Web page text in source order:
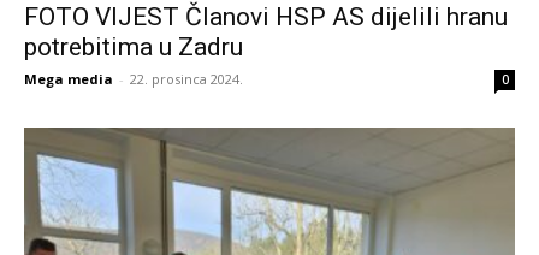
FOTO VIJEST Članovi HSP AS dijelili hranu
potrebitima u Zadru
Mega media - 22. prosinca 2024. 0